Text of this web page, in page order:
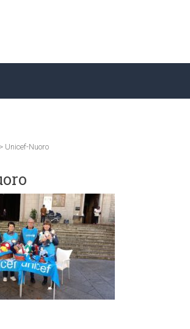
> Unicef-Nuoro